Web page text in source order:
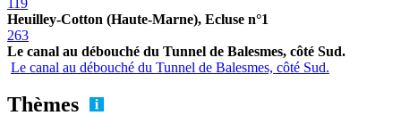
Heuilley-Cotton (Haute-Marne), Ecluse n°1
263
Le canal au débouché du Tunnel de Balesmes, côté Sud.
Le canal au débouché du Tunnel de Balesmes, côté Sud.
Thèmes